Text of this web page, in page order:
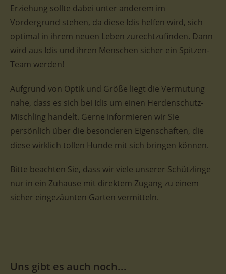
Erziehung sollte dabei unter anderem im
Vordergrund stehen, da diese Idis helfen wird, sich
optimal in ihrem neuen Leben zurechtzufinden. Dann
wird aus Idis und ihren Menschen sicher ein Spitzen-
Team werden!
Aufgrund von Optik und Größe liegt die Vermutung
nahe, dass es sich bei Idis um einen Herdenschutz-
Mischling handelt. Gerne informieren wir Sie
persönlich über die besonderen Eigenschaften, die
diese wirklich tollen Hunde mit sich bringen können.
Bitte beachten Sie, dass wir viele unserer Schützlinge
nur in ein Zuhause mit direktem Zugang zu einem
sicher eingezäunten Garten vermitteln.
Uns gibt es auch noch...